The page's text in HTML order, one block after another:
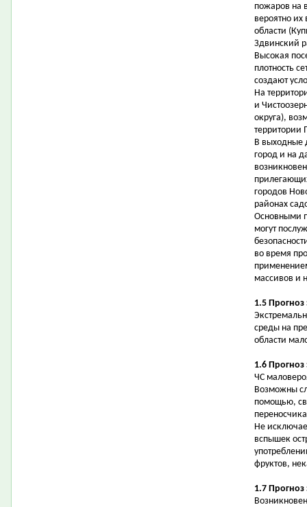
пожаров на
вероятно
области
Здвинский
Высокая
плотность
создают
На
и
округа),
территории
В выходные
город и на
городов
районах
Основными
могут
во время
массивов и
1.5 Прогноз
среды на
области
1.6
ЧС
Возможны
помощью,
Не
вспышек
фруктов,
1.7 Прогноз